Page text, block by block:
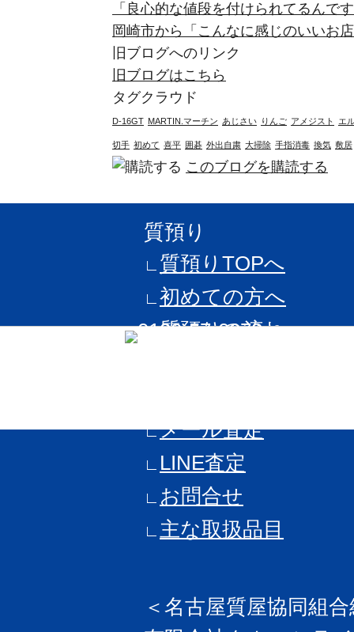
「良心的な値段を付けられてるんで
岡崎市から「こんなに感じのいいお
旧ブログへのリンク
旧ブログはこちら
タグクラウド
D-16GT MARTIN.マーチン あじさい りんご アメジスト エ
切手 初めて 喜平 囲碁 外出自粛 大掃除 手指消毒 換気 敷居
このブログを購読する
質預り
質預りTOPへ
初めての方へ
質預りの流れ
メール査定
LINE査定
お問合せ
主な取扱品目
＜名古屋質屋協同組